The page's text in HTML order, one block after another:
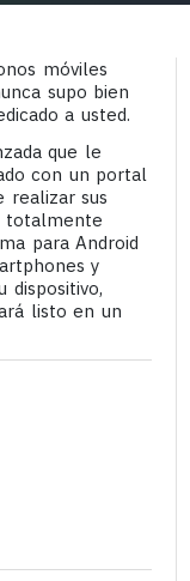
móviles
supo bien
a usted.
que le
con un portal
realizar sus
totalmente
para Android
y
dispositivo,
listo en un